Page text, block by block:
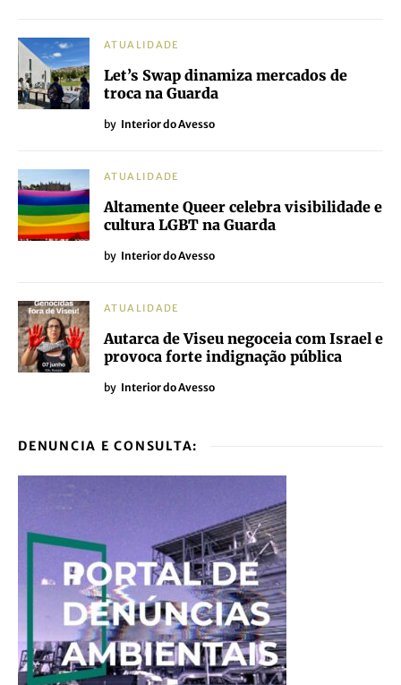
ATUALIDADE
Let’s Swap dinamiza mercados de
troca na Guarda
by Interior do Avesso
ATUALIDADE
Altamente Queer celebra visibilidade e
cultura LGBT na Guarda
by Interior do Avesso
ATUALIDADE
Autarca de Viseu negoceia com Israel e
provoca forte indignação pública
by Interior do Avesso
DENUNCIA E CONSULTA: